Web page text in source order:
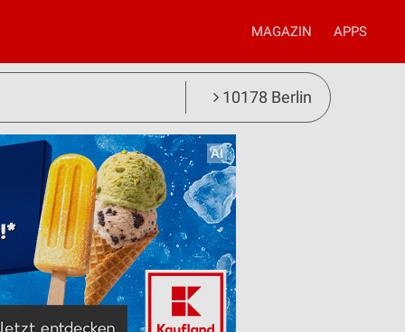
MAGAZIN APPS
10178 Berlin